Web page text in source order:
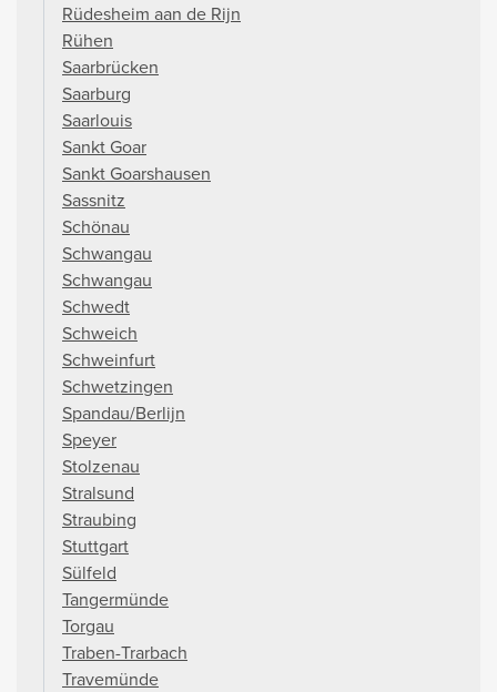
Rüdesheim aan de Rijn
Rühen
Saarbrücken
Saarburg
Saarlouis
Sankt Goar
Sankt Goarshausen
Sassnitz
Schönau
Schwangau
Schwangau
Schwedt
Schweich
Schweinfurt
Schwetzingen
Spandau/Berlijn
Speyer
Stolzenau
Stralsund
Straubing
Stuttgart
Sülfeld
Tangermünde
Torgau
Traben-Trarbach
Travemünde